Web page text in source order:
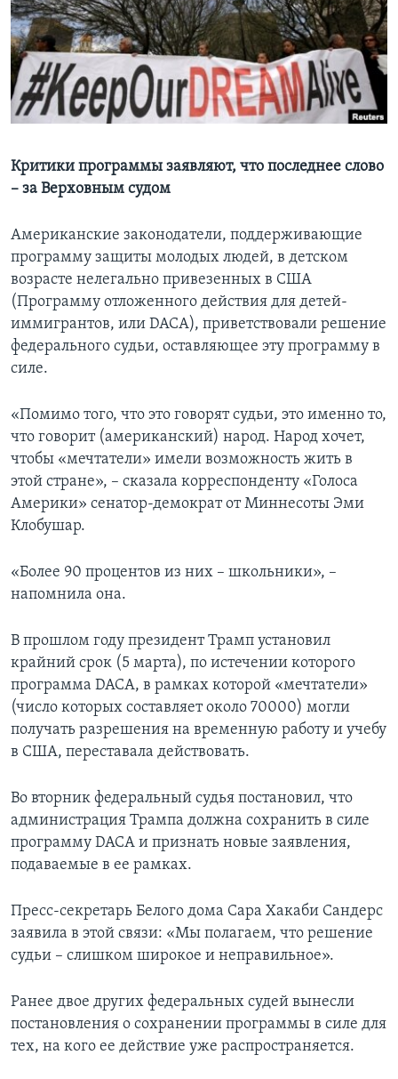
Learning English
СОЦИАЛЬНЫЕ СЕТИ
Языки
Критики программы заявляют, что последнее слово
– за Верховным судом
Американские законодатели, поддерживающие
программу защиты молодых людей, в детском
возрасте нелегально привезенных в США
(Программу отложенного действия для детей-
иммигрантов, или DACA), приветствовали решение
федерального судьи, оставляющее эту программу в
силе.
«Помимо того, что это говорят судьи, это именно то,
что говорит (американский) народ. Народ хочет,
чтобы «мечтатели» имели возможность жить в
этой стране», – сказала корреспонденту «Голоса
Америки» сенатор-демократ от Миннесоты Эми
Клобушар.
«Более 90 процентов из них – школьники», –
напомнила она.
В прошлом году президент Трамп установил
крайний срок (5 марта), по истечении которого
программа DACA, в рамках которой «мечтатели»
(число которых составляет около 70000) могли
получать разрешения на временную работу и учебу
в США, переставала действовать.
Во вторник федеральный судья постановил, что
администрация Трампа должна сохранить в силе
программу DACA и признать новые заявления,
подаваемые в ее рамках.
Пресс-секретарь Белого дома Сара Хакаби Сандерс
заявила в этой связи: «Мы полагаем, что решение
судьи – слишком широкое и неправильное».
Ранее двое других федеральных судей вынесли
постановления о сохранении программы в силе для
тех, на кого ее действие уже распространяется.